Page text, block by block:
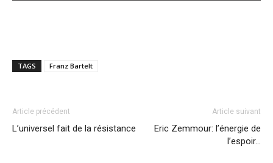
TAGS Franz Bartelt
Article précédent
L’universel fait de la résistance
Article suivant
Eric Zemmour: l’énergie de
l’espoir…